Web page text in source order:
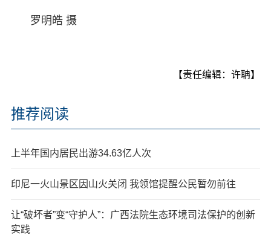
罗明皓 摄
【责任编辑：许聃】
推荐阅读
上半年国内居民出游34.63亿人次
印尼一火山景区因山火关闭 我领馆提醒公民暂勿前往
让“破坏者”变“守护人”：广西法院生态环境司法保护的创新
实践